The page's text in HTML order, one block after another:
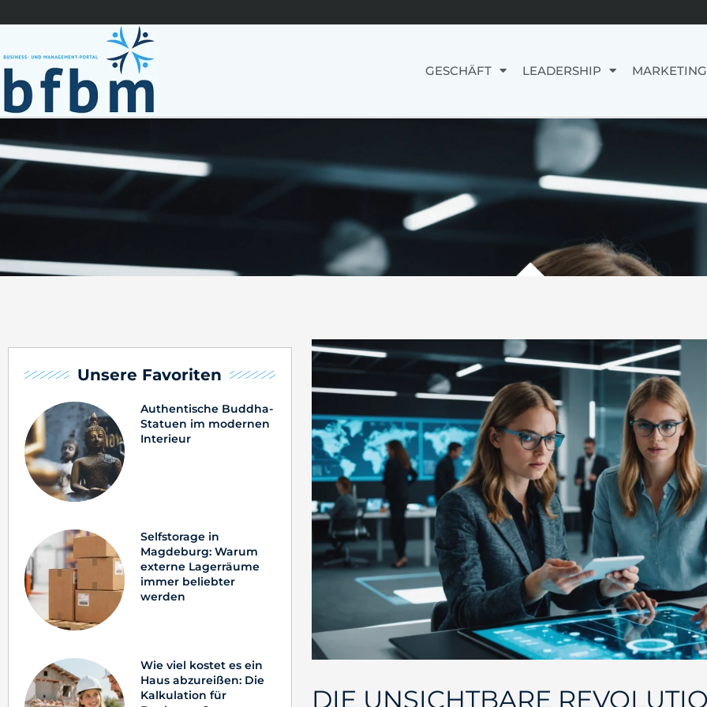
GESCHÄFT LEADERSHIP
Unsere Favoriten
Authentische Buddha-
Statuen im modernen
Interieur
Selfstorage in
Magdeburg: Warum
externe Lagerräume
immer beliebter
werden
Wie viel kostet es ein
Haus abzureißen: Die
Kalkulation für
DIE UNSICHTBARE